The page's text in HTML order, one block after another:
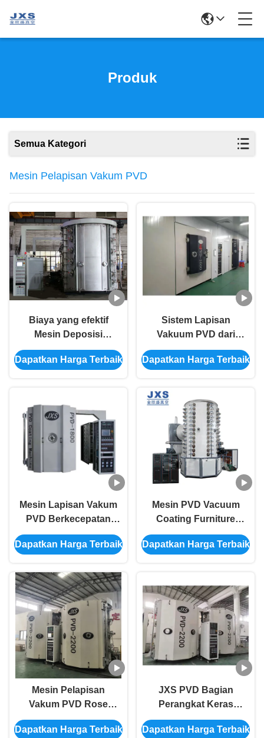
Produk
Semua Kategori
Mesin Pelapisan Vakum PVD
Biaya yang efektif
Mesin Deposisi
vakum ruang
menengah output
multi material
Dapatkan Harga Terbaik
Sistem Lapisan
Vakuum PVD dari
Baja Rinsless Artware
Dapatkan Harga Terbaik
Mesin Lapisan Vakum
PVD Berkecepatan
Tinggi
Dapatkan Harga Terbaik
Mesin PVD Vacuum
Coating Furniture
Hardware
Dapatkan Harga Terbaik
Mesin Pelapisan
Vakum PVD Rose
Gold
Dapatkan Harga Terbaik
JXS PVD Bagian
Perangkat Keras
Stainless Steel Vakum
Mesin Pelapisan Film
Dapatkan Harga Terbaik